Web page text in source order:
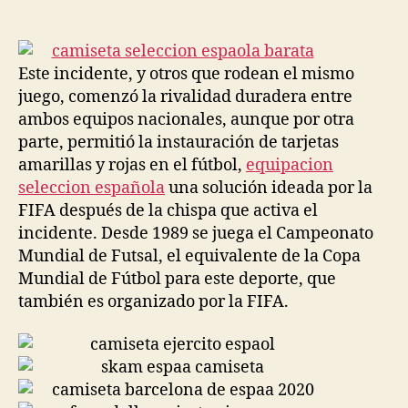
entrada
entrada
Este incidente, y otros que rodean el mismo
juego, comenzó la rivalidad duradera entre
ambos equipos nacionales, aunque por otra
parte, permitió la instauración de tarjetas
amarillas y rojas en el fútbol, equipacion
seleccion españolauna solución ideada por la
FIFA después de la chispa que activa el
incidente. Desde 1989 se juega el Campeonato
Mundial de Futsal, el equivalente de la Copa
Mundial de Fútbol para este deporte, que
también es organizado por la FIFA.